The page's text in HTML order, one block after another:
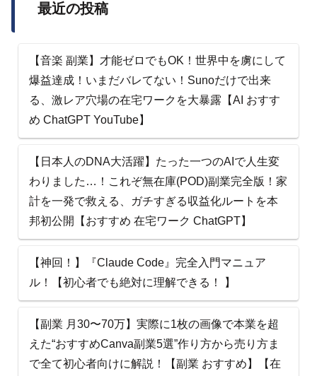
最近の投稿
【音楽 副業】才能ゼロでもOK！世界中を虜にして
爆益達成！いまだバレてない！Sunoだけで出来
る、激レア穴場の在宅ワークを大暴露【AI おすす
め ChatGPT YouTube】
【日本人のDNA大活躍】たった一つのAIで人生変
わりました…！これぞ無在庫(POD)副業完全版！家
計を一発で救える、ガチすぎる収益化ルートを本
邦初公開【おすすめ 在宅ワーク ChatGPT】
【神回！】『Claude Code』完全入門マニュア
ル！【初心者でも絶対に理解できる！ 】
【副業 月30〜70万】実際に1枚の画像で本業を超
えた“おすすめCanva副業5選”作り方から売り方ま
で全て初心者向けに解説！【副業 おすすめ】【在